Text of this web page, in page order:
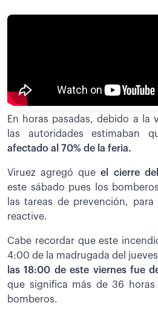
En horas pasadas, debido a la
las autoridades estimaban
afectado al 70% de la feria.
Viruez agregó queel cierre
este sábado pues los
las tareas de prevención,
reactive.
Cabe recordar que este
4:00 de la madrugada del
las 18:00 de este viernes fue
que significa más de 36
bomberos.